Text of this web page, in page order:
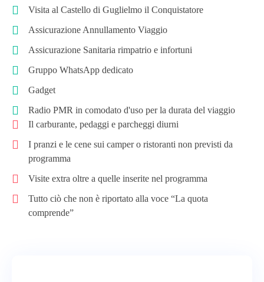
Visita al Castello di Guglielmo il Conquistatore
Assicurazione Annullamento Viaggio
Assicurazione Sanitaria rimpatrio e infortuni
Gruppo WhatsApp dedicato
Gadget
Radio PMR in comodato d'uso per la durata del viaggio
Il carburante, pedaggi e parcheggi diurni
I pranzi e le cene sui camper o ristoranti non previsti da
programma
Visite extra oltre a quelle inserite nel programma
Tutto ciò che non è riportato alla voce “La quota
comprende”